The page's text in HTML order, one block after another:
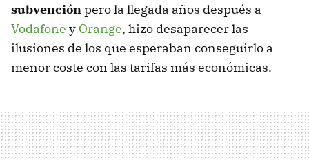
subvenciónpero la llegada años después a
Vodafone y Orange, hizo desaparecer las
ilusiones de los que esperaban conseguirlo a
menor coste con las tarifas más económicas.